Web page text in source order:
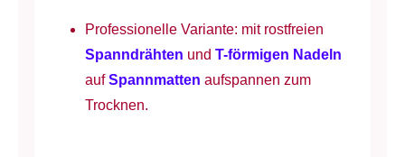
Professionelle Variante: mit rostfreien
Spanndrähten und T-förmigen Nadeln
aufSpannmatten aufspannen zum
Trocknen.